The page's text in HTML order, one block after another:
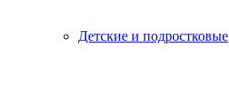
Детские и подростковые